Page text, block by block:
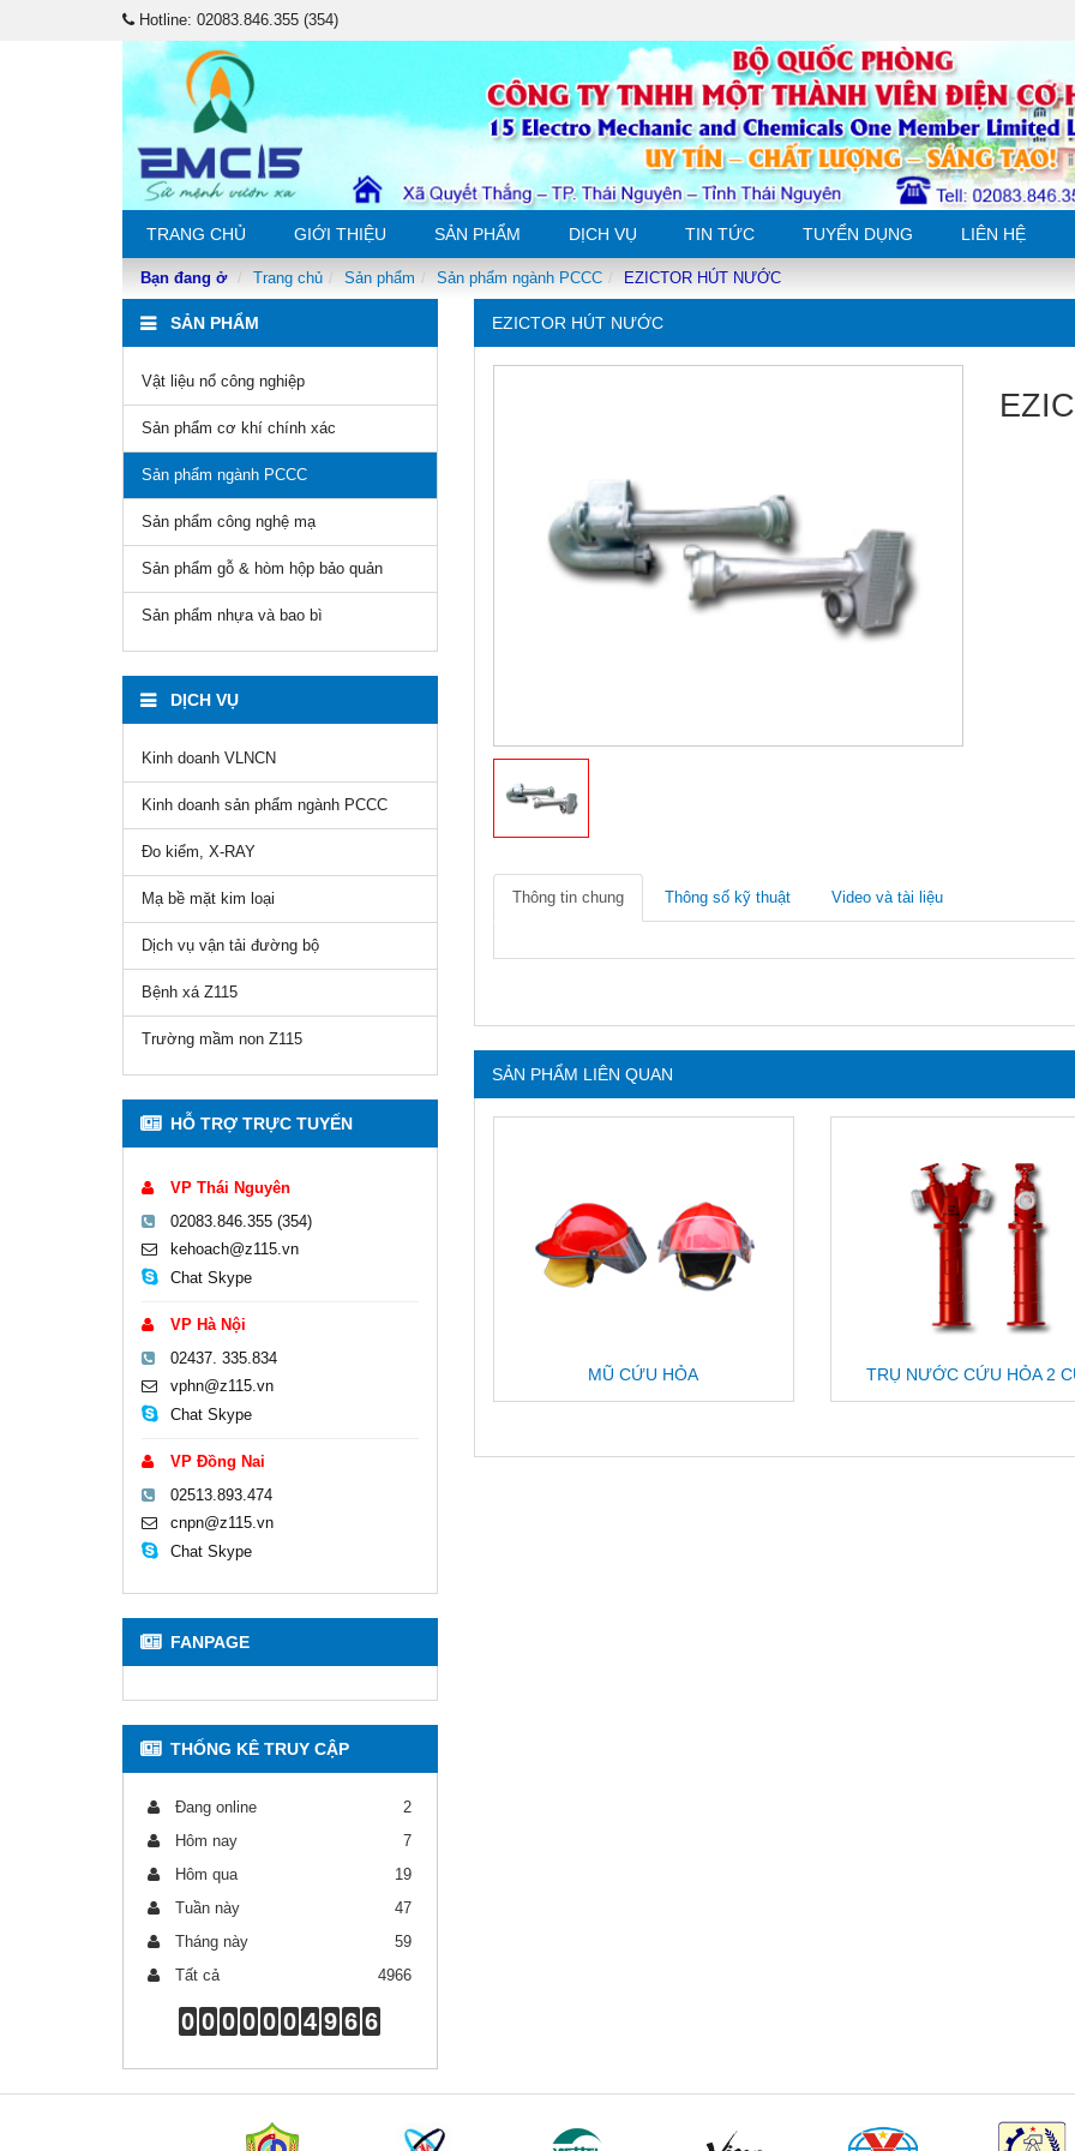
Hotline: 02083.846.355 (354)
TRANG CHỦ GIỚI THIỆU SẢN PHẨM DỊCH VỤ TIN TỨC TUYỂN DỤNG LIÊN HỆ
Bạn đang ở Trang chủ Sản phẩm Sản phẩm ngành PCCC EZICTOR HÚT NƯỚC
EZICTOR HÚT NƯỚC
Thông tin chung Thông số kỹ thuật Video và tài liệu
SẢN PHẨM LIÊN QUAN
MŨ CỨU HỎA TRỤ NƯỚC CỨU HỎA 2
SẢN PHẨM
Vật liệu nổ công nghiệp
Sản phẩm cơ khí chính xác
Sản phẩm ngành PCCC
Sản phẩm công nghệ mạ
Sản phẩm gỗ & hòm hộp bảo quản
Sản phẩm nhựa và bao bì
DỊCH VỤ
Kinh doanh VLNCN
Kinh doanh sản phẩm ngành PCCC
Đo kiểm, X-RAY
Mạ bề mặt kim loại
Dịch vụ vận tải đường bộ
Bệnh xá Z115
Trường mầm non Z115
HỖ TRỢ TRỰC TUYẾN
VP Thái Nguyên
02083.846.355 (354)
kehoach@z115.vn
Chat Skype
VP Hà Nội
02437. 335.834
vphn@z115.vn
Chat Skype
VP Đồng Nai
02513.893.474
cnpn@z115.vn
Chat Skype
FANPAGE
THỐNG KÊ TRUY CẬP
Đang online
2
Hôm nay
7
Hôm qua
19
Tuần này
47
Tháng này
59
Tất cả
4966
0 0 0 0 0 0 4 9 6 6